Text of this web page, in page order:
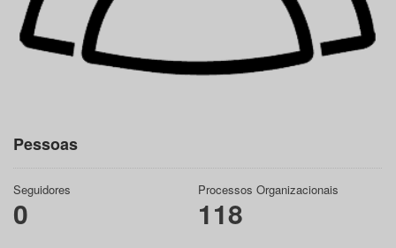
Pessoas
Seguidores
0
Processos Organizacionais
118